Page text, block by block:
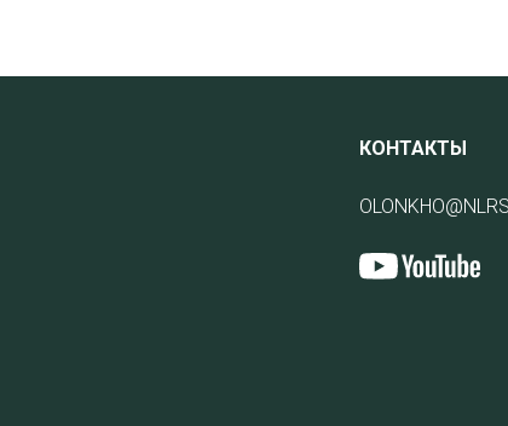
КОНТАКТЫ